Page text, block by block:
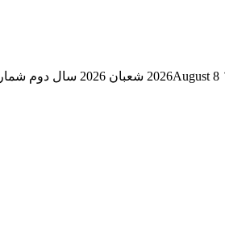
8 شعبان 2026 سال دوم شماره